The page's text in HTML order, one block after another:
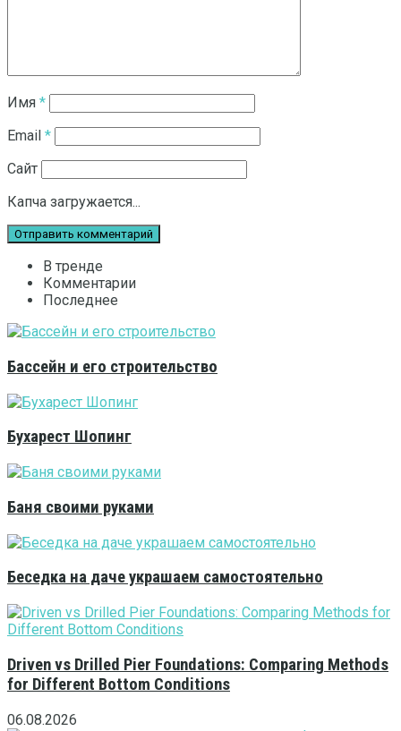
Имя *
Email *
Сайт
Капча загружается...
В тренде
Комментарии
Последнее
Бассейн и его строительство
Бухарест Шопинг
Баня своими руками
Беседка на даче украшаем самостоятельно
Driven vs Drilled Pier Foundations: Comparing Methods
for Different Bottom Conditions
06.08.2026